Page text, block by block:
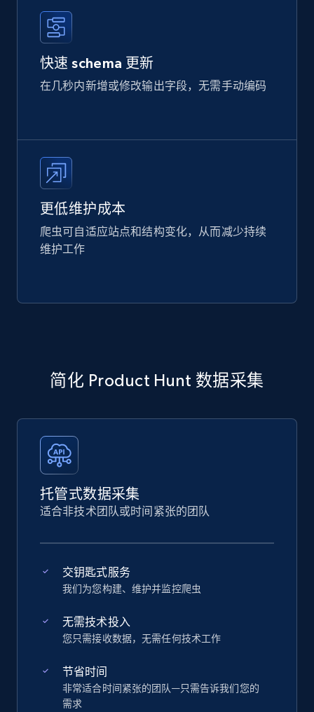
快速 schema 更新
在几秒内新增或修改输出字段，无需手动编码
更低维护成本
爬虫可自适应站点和结构变化，从而减少持续
维护工作
简化 Product Hunt 数据采集
托管式数据采集
适合非技术团队或时间紧张的团队
交钥匙式服务
我们为您构建、维护并监控爬虫
无需技术投入
您只需接收数据，无需任何技术工作
节省时间
非常适合时间紧张的团队—只需告诉我们您的
需求